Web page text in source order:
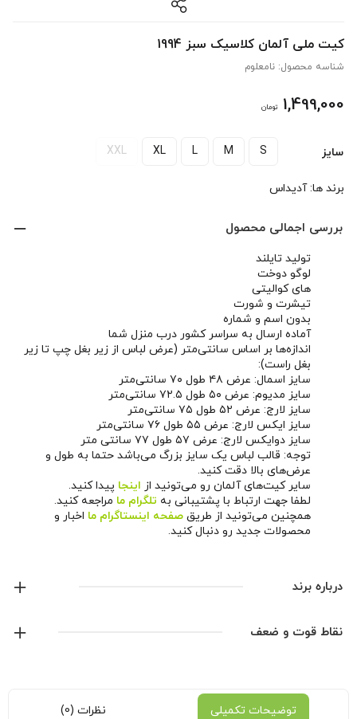
کیت ملی آلمان کلاسیک سبز 1994
شناسه محصول: نامعلوم
1,499,000 تومان
سایز S
M
L
XL
XXL
برند ها:آدیداس
بررسی اجمالی محصول
تولید تایلند
لوگو دوخت
های کوالیتی
تیشرت و شورت
بدون اسم و شماره
آماده ارسال به سراسر کشور درب منزل شما
اندازه‌ها بر اساس سانتی‌متر (عرض لباس از زیر بغل چپ تا زیر
بغل راست):
سایز اسمال: عرض ۴۸ طول ۷۰ سانتی‌متر
سایز مدیوم: عرض ۵۰ طول ۷۲.۵ سانتی‌متر
سایز لارج: عرض ۵۲ طول ۷۵ سانتی‌متر
سایز ایکس لارج: عرض ۵۵ طول ۷۶ سانتی‌متر
سایز دوایکس لارج: عرض ۵۷ طول ۷۷ سانتی متر
توجه: قالب لباس یک سایز بزرگ می‌باشد حتما به طول و
عرض‌های بالا دقت کنید.
سایر کیت‌های آلمان رو می‌تونید از اینجا پیدا کنید.
لطفا جهت ارتباط با پشتیبانی به تلگرام ما مراجعه کنید.
همچنین می‌تونید از طریق صفحه اینستاگرام ما اخبار و
محصولات جدید رو دنبال کنید.
درباره برند
آدیداس
نقاط قوت و ضعف
توضیحات تکمیلی نظرات (0)